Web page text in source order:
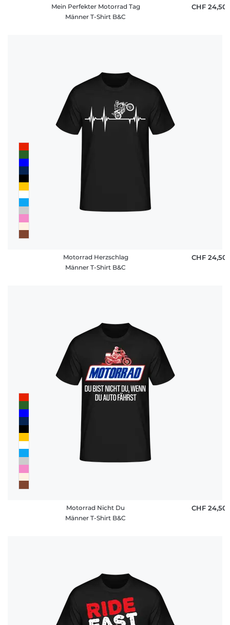
Mein Perfekter Motorrad Tag
Männer T-Shirt B&C
CHF 24,50
Motorrad Herzschlag
Männer T-Shirt B&C
CHF 24,50
Motorrad Nicht Du
Männer T-Shirt B&C
CHF 24,50